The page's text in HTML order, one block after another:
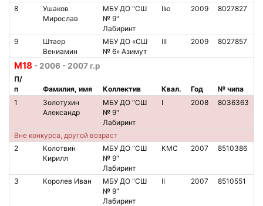
8
Ушаков
Мирослав
МБУ ДО "СШ
№ 9"
Лабиринт
IIю 2009 8027827
9
Штаер
Вениамин
МБУ ДО «СШ
№ 6» Азимут
III 2009 8027857
М18 - 2006 - 2007 г.р
П/
п
Фамилия, имя Коллектив Квал. Год
№ чипа
1
Золотухин
Александр
МБУ ДО "СШ
№ 9"
Лабиринт
I 2008 8036363
Вне конкурса, другой возраст
2
Колотвин
Кирилл
МБУ ДО "СШ
№ 9"
Лабиринт
КМС 2007 8510386
3 Королев Иван
МБУ ДО "СШ
№ 9"
Лабиринт
II 2007 8510551